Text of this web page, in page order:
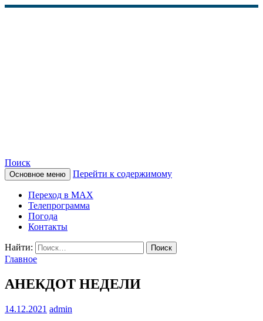
КАМЧАТСКОЕ
ИНФОРМАЦИОННОЕ
АГЕНТСТВО (КИА
«ВЕСТИ»)
Поиск
Основное меню Перейти к содержимому
Переход в MAX
Телепрограмма
Погода
Контакты
Найти:
Главное
АНЕКДОТ НЕДЕЛИ
14.12.2021 admin